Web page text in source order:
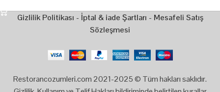
Gizlilik Politikası - İptal & iade Şartları - Mesafeli Satış
Sözleşmesi
Restorancozumleri.com 2021-2025 © Tüm hakları saklıdır.